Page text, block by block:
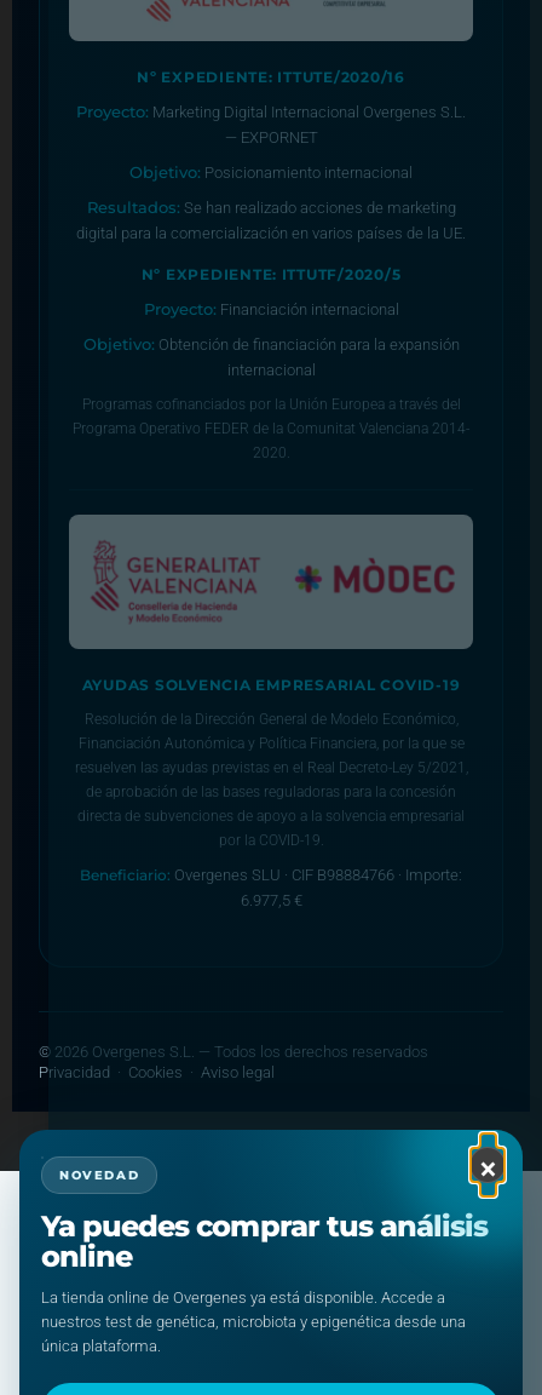
Nº EXPEDIENTE: ITTUTE/2020/16
Proyecto: Marketing Digital Internacional Overgenes S.L.
— EXPORNET
Objetivo: Posicionamiento internacional
Resultados: Se han realizado acciones de marketing
digital para la comercialización en varios países de la UE.
Nº EXPEDIENTE: ITTUTF/2020/5
Proyecto: Financiación internacional
Objetivo: Obtención de financiación para la expansión
internacional
Programas cofinanciados por la Unión Europea a través del
Programa Operativo FEDER de la Comunitat Valenciana 2014-
2020.
AYUDAS SOLVENCIA EMPRESARIAL COVID-19
Resolución de la Dirección General de Modelo Económico,
Financiación Autonómica y Política Financiera, por la que se
resuelven las ayudas previstas en el Real Decreto-Ley 5/2021,
de aprobación de las bases reguladoras para la concesión
directa de subvenciones de apoyo a la solvencia empresarial
por la COVID-19.
Beneficiario: Overgenes SLU · CIF B98884766 · Importe:
6.977,5 €
© 2026 Overgenes S.L. — Todos los derechos reservados
Privacidad · Cookies ·Aviso legal
© 2026 Overgenes• Creado conGeneratePress ×
NOVEDAD
Ya puedes comprar tus análisis
online
La tienda online de Overgenes ya está disponible. Accede a
nuestros test de genética, microbiota y epigenética desde una
única plataforma.